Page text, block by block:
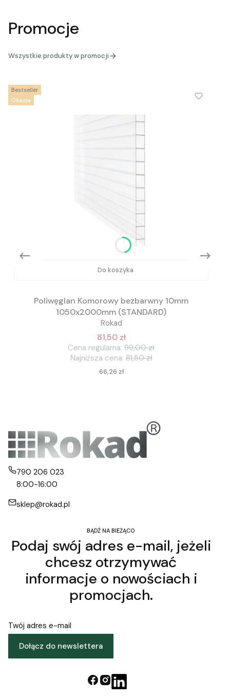
Promocje
Wszystkie produkty w promocji
Okazja
Bestseller
Do koszyka
Poliwęglan Komorowy bezbarwny 10mm
1050x2000mm (STANDARD)
Rokad
81,50 zł
Cena regularna: 99,00 zł
Najniższa cena: 81,50 zł
Cena
66,26 zł
790 206 023
8:00-16:00
sklep@rokad.pl
BĄDŹ NA BIEŻĄCO
Podaj swój adres e-mail, jeżeli
chcesz otrzymywać
informacje o nowościach i
promocjach.
Twój adres e-mail
Dołącz do newslettera